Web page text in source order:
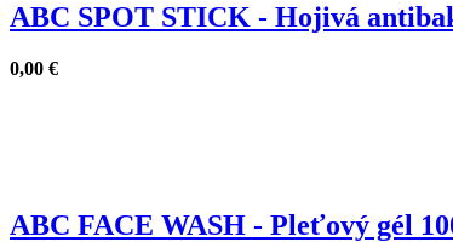
ABC SPOT STICK - Hojivá
0,00 €
ABC FACE WASH - Pleťový gél